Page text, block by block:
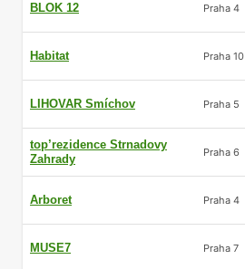
BLOK 12 Praha 4
Habitat Praha 10
LIHOVAR Smíchov Praha 5
top’rezidence Strnadovy
Zahrady
Praha 6
Arboret Praha 4
MUSE7 Praha 7